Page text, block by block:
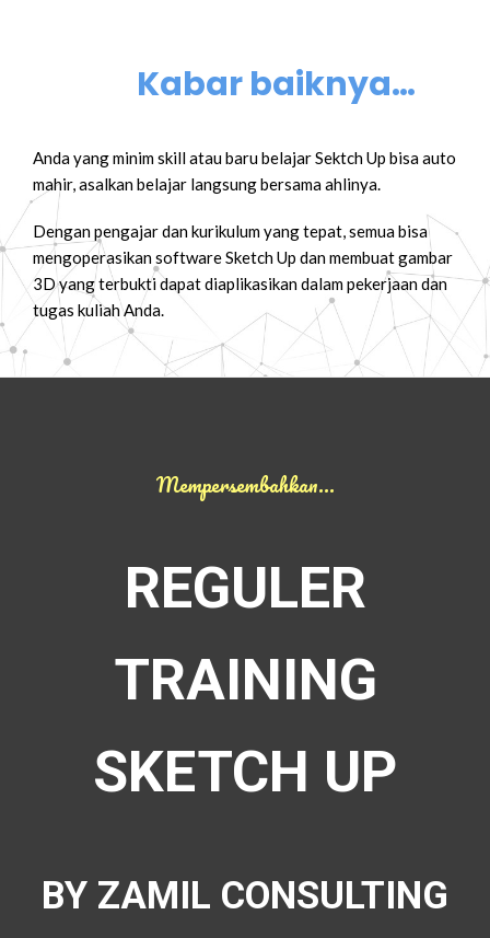
Kabar baiknya…
Anda yang minim skill atau baru belajar Sektch Up bisa auto
mahir, asalkan belajar langsung bersama ahlinya.
Dengan pengajar dan kurikulum yang tepat, semua bisa
mengoperasikan software Sketch Up dan membuat gambar
3D yang terbukti dapat diaplikasikan dalam pekerjaan dan
tugas kuliah Anda.
Mempersembahkan…
REGULER
TRAINING
SKETCH UP
BY ZAMIL CONSULTING